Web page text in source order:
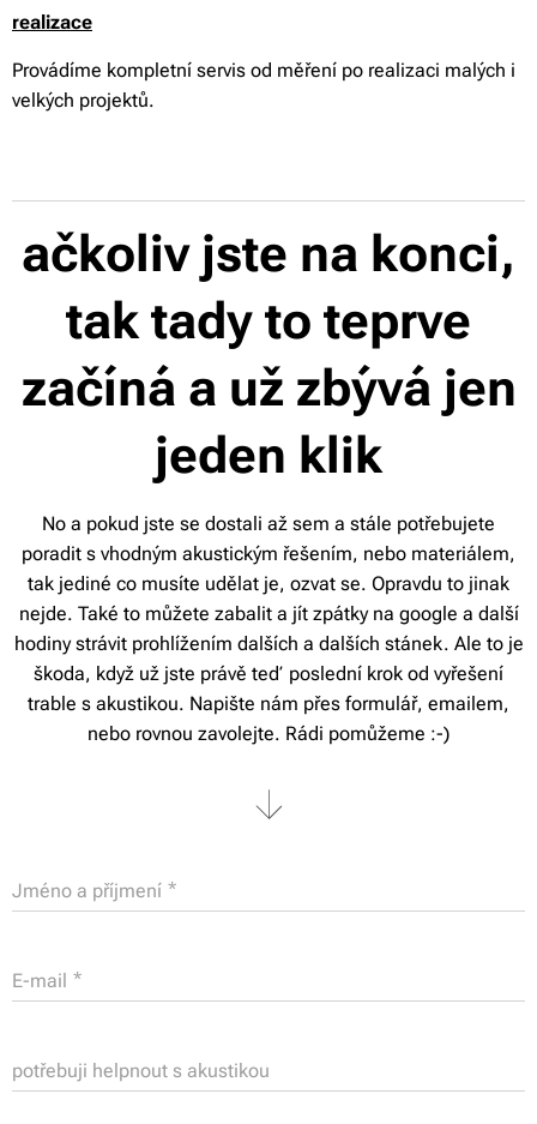
realizace
Provádíme kompletní servis od měření po realizaci malých i
velkých projektů.
ačkoliv jste na konci,
tak tady to teprve
začíná a už zbývá jen
jeden klik
No a pokud jste se dostali až sem a stále potřebujete
poradit s vhodným akustickým řešením, nebo materiálem,
tak jediné co musíte udělat je, ozvat se. Opravdu to jinak
nejde. Také to můžete zabalit a jít zpátky na google a další
hodiny strávit prohlížením dalších a dalších stánek. Ale to je
škoda, když už jste právě teď poslední krok od vyřešení
trable s akustikou. Napište nám přes formulář, emailem,
nebo rovnou zavolejte. Rádi pomůžeme :-)
Jméno a příjmení
E-mail
potřebuji helpnout s akustikou